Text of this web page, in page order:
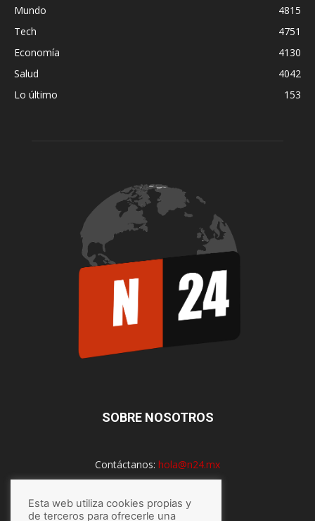
Mundo
4815
Tech
4751
Economía
4130
Salud
4042
Lo último
153
SOBRE NOSOTROS
Contáctanos: hola@n24.mx
SÍGUENOS
Esta web utiliza cookies propias y
de terceros para ofrecerle una